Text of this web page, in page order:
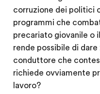
corruzione dei politici
programmi che
precariato giovanile o
rende possibile di dare
conduttore che
richiede ovviamente
lavoro?